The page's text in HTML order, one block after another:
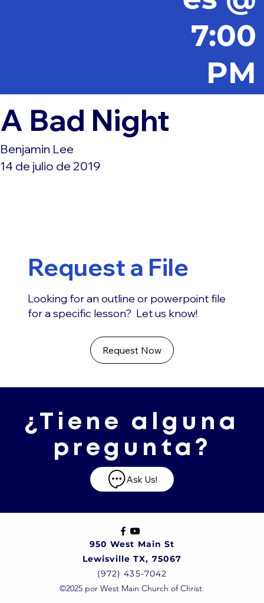
7:00
PM
A Bad Night
Benjamin Lee
14 de julio de 2019
Request a File
Looking for an outline or powerpoint file
for a specific lesson? Let us know!
Request Now
¿Tiene alguna
pregunta?
Ask Us!
950 West Main St
Lewisville TX, 75067
(972) 435-7042
©2025 por West Main Church of Christ.